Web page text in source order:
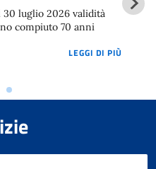
luglio 2026 validità
compiuto 70 anni
LEGGI DI PIÙ